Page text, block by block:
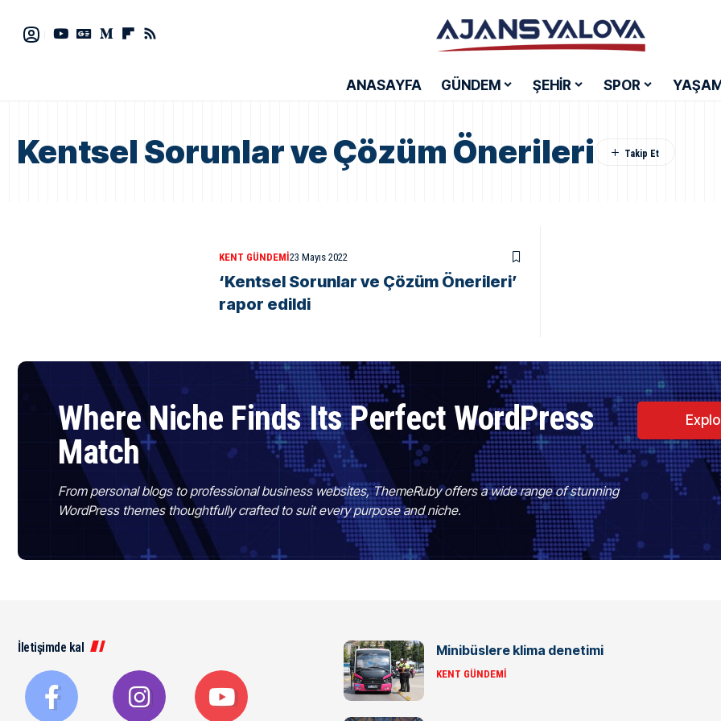
ANASAYFA GÜNDEM ŞEHİR SPOR
Kentsel Sorunlar ve Çözüm Önerileri
KENT GÜNDEMI23 Mayıs 2022
‘Kentsel Sorunlar ve Çözüm Önerileri’
rapor edildi
Where Niche Finds Its Perfect WordPress
Match
From personal blogs to professional business websites, ThemeRuby offers a wide range of stunning
WordPress themes thoughtfully crafted to suit every purpose and niche.
İletişimde kal Minibüslere klima denetimi
KENT GÜNDEMI